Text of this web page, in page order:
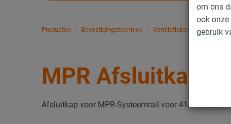
om ons
ook
gebruik
Producten Bevestigingstechniek Ventilatiebevestiging
MPR Afsluitkappen
Afsluitkap voor MPR-Systeemrail voor 41/41, 41/42